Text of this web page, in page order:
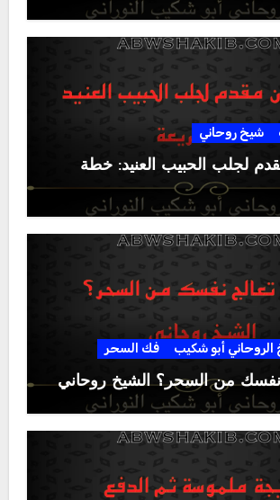
شيخ روحاني
لجلب الحبيب العنيد: خطة
أبو شكيب فك السحر
من السحر؟ الشيخ روحاني